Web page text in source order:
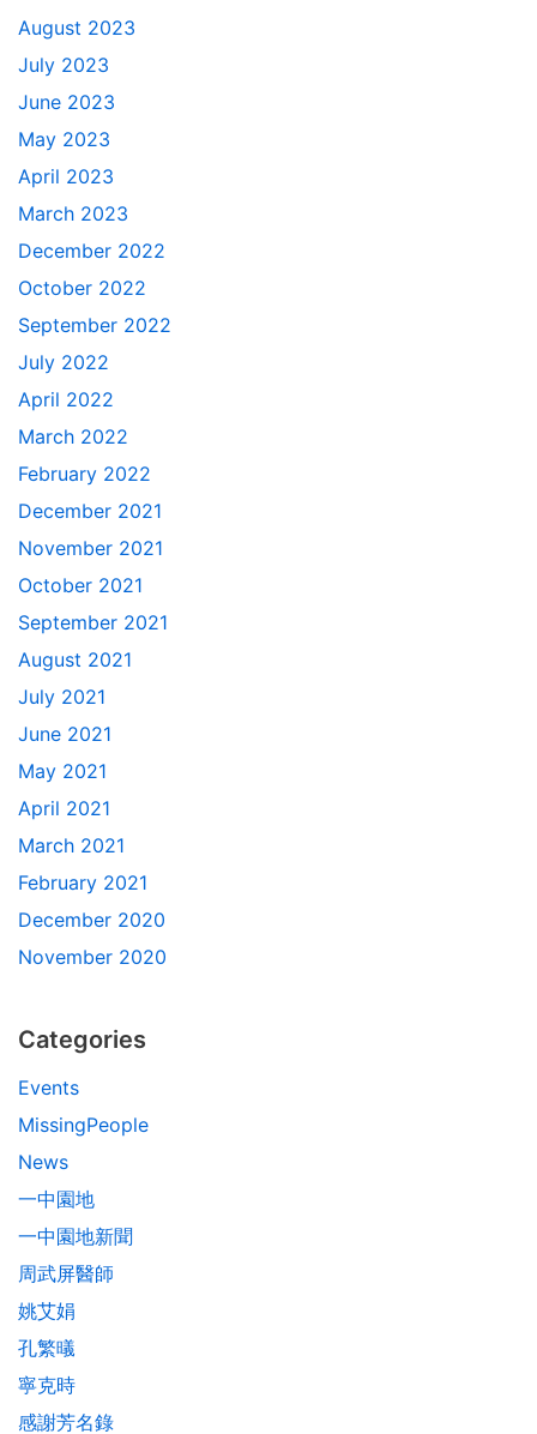
August 2023
July 2023
June 2023
May 2023
April 2023
March 2023
December 2022
October 2022
September 2022
July 2022
April 2022
March 2022
February 2022
December 2021
November 2021
October 2021
September 2021
August 2021
July 2021
June 2021
May 2021
April 2021
March 2021
February 2021
December 2020
November 2020
Categories
Events
MissingPeople
News
一中園地
一中園地新聞
周武屏醫師
姚艾娟
孔繁㬢
寧克時
感謝芳名錄